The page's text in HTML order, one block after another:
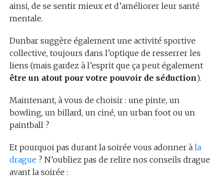
ainsi, de se sentir mieux et d’améliorer leur santé
mentale.
Dunbar suggère également une activité sportive
collective, toujours dans l’optique de resserrer les
liens (mais gardez à l’esprit que ça peut également
être un atout pour votre pouvoir de séduction).
Maintenant, à vous de choisir : une pinte, un
bowling, un billard, un ciné, un urban foot ou un
paintball ?
Et pourquoi pas durant la soirée vous adonner à la
drague ? N’oubliez pas de relire nos conseils drague
avant la soirée :